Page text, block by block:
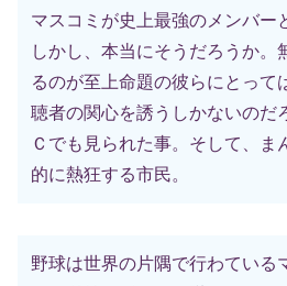
マスコミが史上最強のメンバー
しかし、本当にそうだろうか。
るのが至上命題の彼らにとって
聴者の関心を誘うしかないのだ
Ｃでも見られた事。そして、ま
的に熱狂する市民。
野球は世界の片隅で行わている